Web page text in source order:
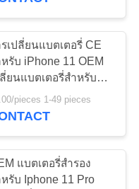
มจุสูง
10
เปลี่ยนแบตเตอรี่ CE
รับ iPhone 11 OEM
ยนแบตเตอรี่สําหรับ
11
pieces 1-49 pieces
แบตเตอรี่สํารอง
รับ Iphone 11 Pro